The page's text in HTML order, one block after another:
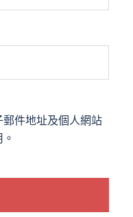
件地址及個人網站